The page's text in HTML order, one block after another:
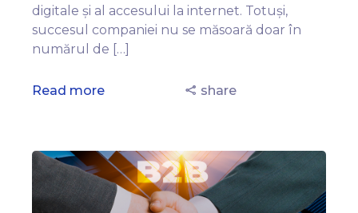
digitale și al accesului la internet. Totuși,
succesul companiei nu se măsoară doar în
numărul de […]
Read more share